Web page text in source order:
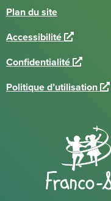
Plan du site
AccessibilitéL
e
n
e
e
ConfidentialitéL
e
x
t
e
r
Politique d’utilisationL
n
e
x
e